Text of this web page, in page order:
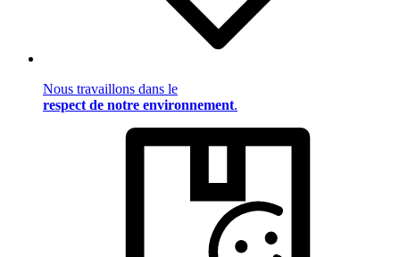
Nous travaillons dans le
respect de notre environnement.